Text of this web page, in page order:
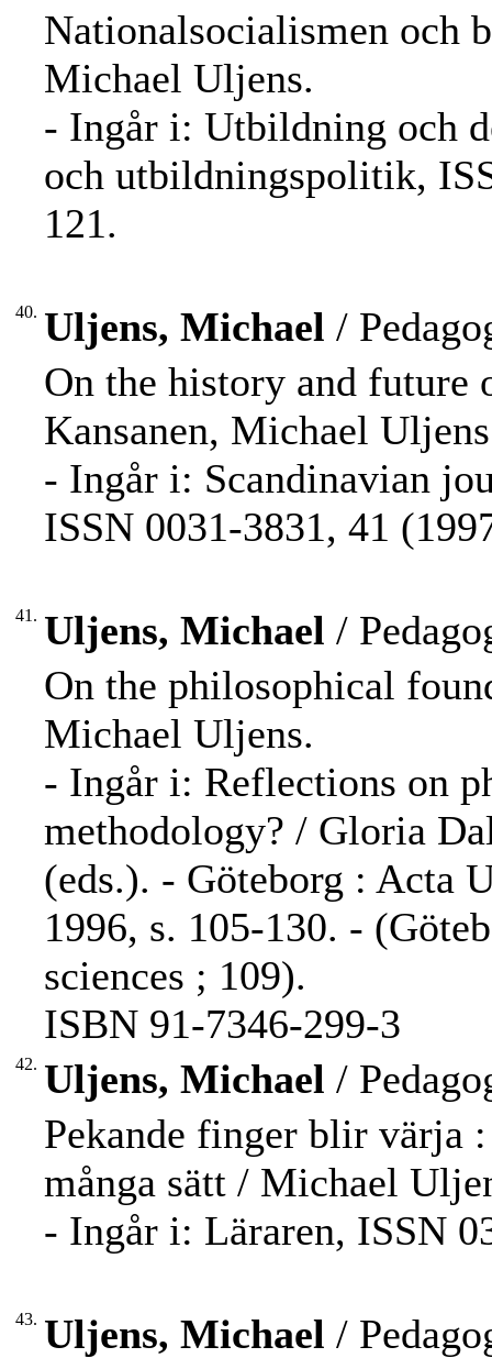
Nationalsocialismen och
Michael Uljens.
- Ingår i: Utbildning och
och utbildningspolitik,
121.
40. Uljens, Michael /
On the history and
Kansanen, Michael
- Ingår i: Scandinavian
ISSN 0031-3831, 41
41. Uljens, Michael /
On the philosophical
Michael Uljens.
- Ingår i: Reflections on
methodology? / Gloria
(eds.). - Göteborg : Acta
1996, s. 105-130. -
sciences ; 109).
ISBN 91-7346-299-3
42. Uljens, Michael /
Pekande finger blir värja
många sätt / Michael
- Ingår i: Läraren, ISSN
43. Uljens, Michael /